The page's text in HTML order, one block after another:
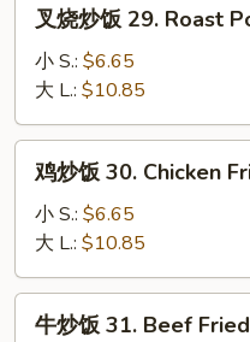
Rice
29.
Roast
Pork
Fried
Rice
叉烧炒饭 29. Roast
小 S.: $6.65
大 L.: $10.85
鸡
30.
Chicken
Fried
Rice
鸡炒饭 30. Chicken
小 S.: $6.65
大 L.: $10.85
牛
牛炒饭 31. Beef